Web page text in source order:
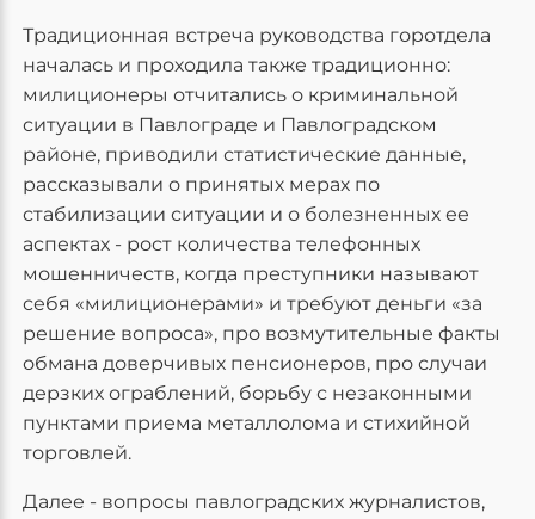
Традиционная встреча руководства горотдела
началась и проходила также традиционно:
милиционеры отчитались о криминальной
ситуации в Павлограде и Павлоградском
районе, приводили статистические данные,
рассказывали о принятых мерах по
стабилизации ситуации и о болезненных ее
аспектах - рост количества телефонных
мошенничеств, когда преступники называют
себя «милиционерами» и требуют деньги «за
решение вопроса», про возмутительные факты
обмана доверчивых пенсионеров, про случаи
дерзких ограблений, борьбу с незаконными
пунктами приема металлолома и стихийной
торговлей.
Далее - вопросы павлоградских журналистов,